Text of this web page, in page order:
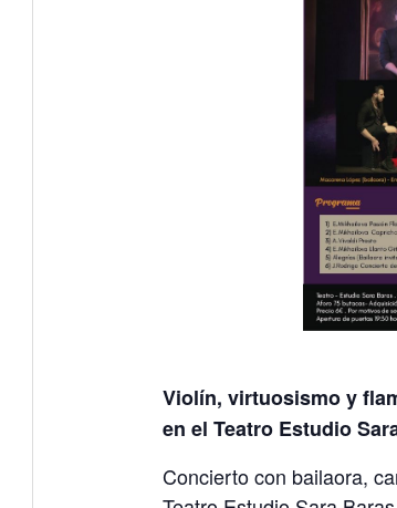
Violín, virtuosismo y
en el Teatro Estudio
Concierto con bailaora,